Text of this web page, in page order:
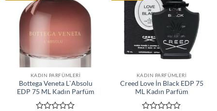
KADIN PARFÜMLERI
Bottega Veneta L`Absolu
EDP 75 ML Kadın Parfüm
KADIN PARFÜMLERI
Creed Love İn Black EDP 75
ML Kadın Parfüm